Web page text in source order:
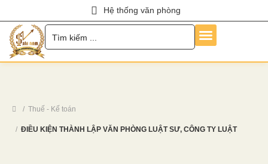
Hệ thống văn phòng
Thuế - Kế toán
ĐIỀU KIỆN THÀNH LẬP VĂN PHÒNG LUẬT SƯ, CÔNG TY LUẬT